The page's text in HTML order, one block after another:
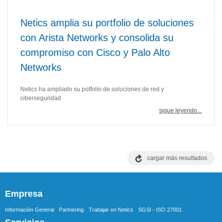
Netics amplia su portfolio de soluciones
con Arista Networks y consolida su
compromiso con Cisco y Palo Alto
Networks
Netics ha ampliado su potfolio de soluciones de red y
ciberseguridad
sigue leyendo...
cargar más resultados
Empresa
Información General Partnering Trabajar en Netics SGSI - ISO 27001